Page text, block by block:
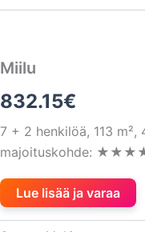
Miilu
832.15€
7 + 2 henkilöä, 113
majoituskohde: ★★★★
Lue lisää ja varaa